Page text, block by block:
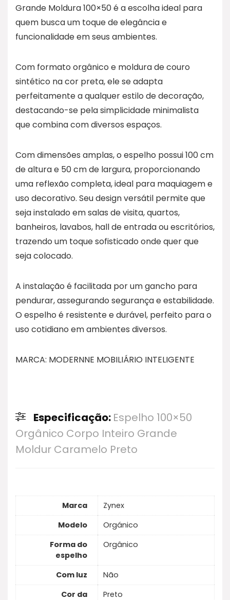
Grande Moldura 100×50 é a escolha ideal para
quem busca um toque de elegância e
funcionalidade em seus ambientes.
Com formato orgânico e moldura de couro
sintético na cor preta, ele se adapta
perfeitamente a qualquer estilo de decoração,
destacando-se pela simplicidade minimalista
que combina com diversos espaços.
Com dimensões amplas, o espelho possui 100 cm
de altura e 50 cm de largura, proporcionando
uma reflexão completa, ideal para maquiagem e
uso decorativo. Seu design versátil permite que
seja instalado em salas de visita, quartos,
banheiros, lavabos, hall de entrada ou escritórios,
trazendo um toque sofisticado onde quer que
seja colocado.
A instalação é facilitada por um gancho para
pendurar, assegurando segurança e estabilidade.
O espelho é resistente e durável, perfeito para o
uso cotidiano em ambientes diversos.
MARCA: MODERNNE MOBILIÁRIO INTELIGENTE
Especificação: Espelho 100×50
Orgânico Corpo Inteiro Grande
Moldur Caramelo Preto
Marca
Zynex
Modelo
Orgánico
Forma do
espelho
Orgânico
Com luz
Não
Cor da
Preto